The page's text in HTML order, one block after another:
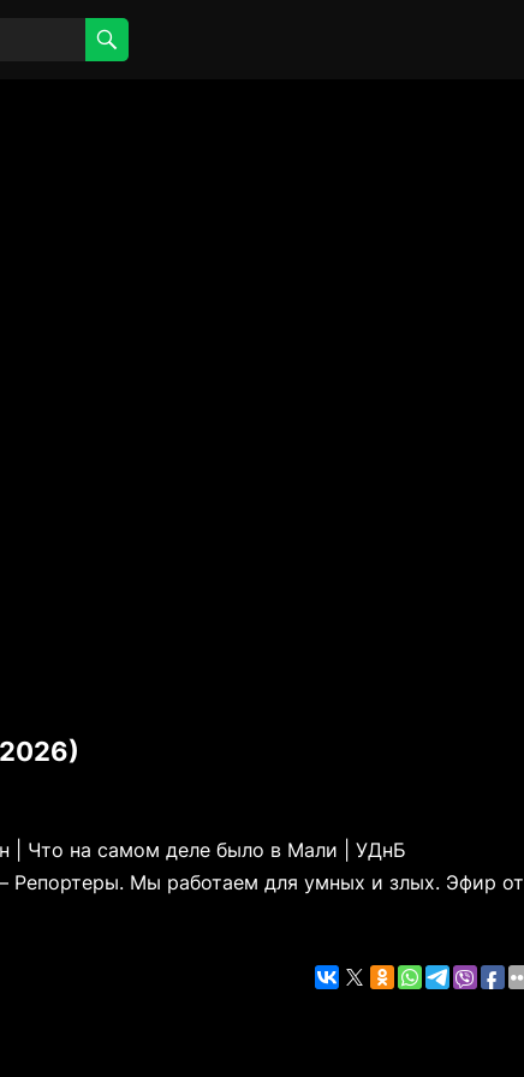
| Что на самом деле было в Мали | УДнБ
Репортеры. Мы работаем для умных и злых. Эфир от